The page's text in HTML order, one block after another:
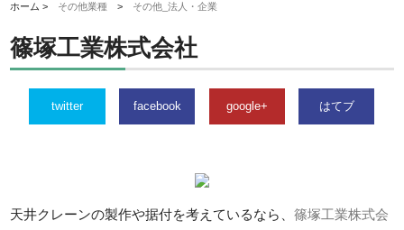
ホーム > その他業種 > その他_法人・企業
篠塚工業株式会社
twitter facebook google+ はてブ
天井クレーンの製作や据付を考えているなら、篠塚工業株式会